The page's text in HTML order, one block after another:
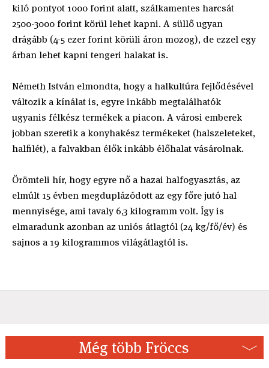
kiló pontyot 1000 forint alatt, szálkamentes harcsát
2500-3000 forint körül lehet kapni. A süllő ugyan
drágább (4-5 ezer forint körüli áron mozog), de ezzel egy
árban lehet kapni tengeri halakat is.
Németh István elmondta, hogy a halkultúra fejlődésével
változik a kínálat is, egyre inkább megtalálhatók
ugyanis félkész termékek a piacon. A városi emberek
jobban szeretik a konyhakész termékeket (halszeleteket,
halfilét), a falvakban élők inkább élőhalat vásárolnak.
Örömteli hír, hogy egyre nő a hazai halfogyasztás, az
elmúlt 15 évben megduplázódott az egy főre jutó hal
mennyisége, ami tavaly 6,3 kilogramm volt. Így is
elmaradunk azonban az uniós átlagtól (24 kg/fő/év) és
sajnos a 19 kilogrammos világátlagtól is.
Még több Fröccs